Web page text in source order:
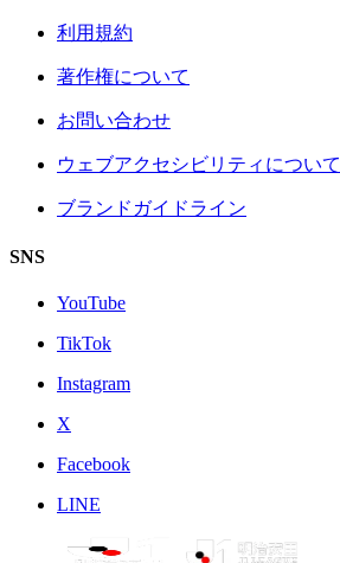
利用規約
著作権について
お問い合わせ
ウェブアクセシビリティについて
ブランドガイドライン
SNS
YouTube
TikTok
Instagram
X
Facebook
LINE